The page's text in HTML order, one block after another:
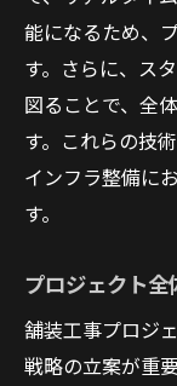
能になるため、
す。さらに、ス
図ることで、全
す。これらの技
インフラ整備に
す。
プロジェクト
舗装工事プロジ
戦略の立案が重